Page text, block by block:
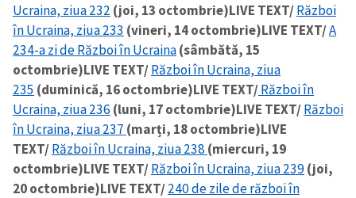
Ucraina, ziua 232 (joi, 13 octombrie)LIVE TEXT/Război
în Ucraina, ziua 233 (vineri, 14 octombrie)LIVE TEXT/A
234-a zi de Război în Ucraina(sâmbătă, 15
octombrie)LIVE TEXT/Război în Ucraina, ziua
235 (duminică, 16 octombrie)LIVE TEXT/Război în
Ucraina, ziua 236 (luni, 17 octombrie)LIVE TEXT/Război
în Ucraina, ziua 237 (marți, 18 octombrie)LIVE
TEXT/Război în Ucraina, ziua 238 (miercuri, 19
octombrie)LIVE TEXT/Război în Ucraina, ziua 239(joi,
20 octombrie)LIVE TEXT/240 de zile de război în